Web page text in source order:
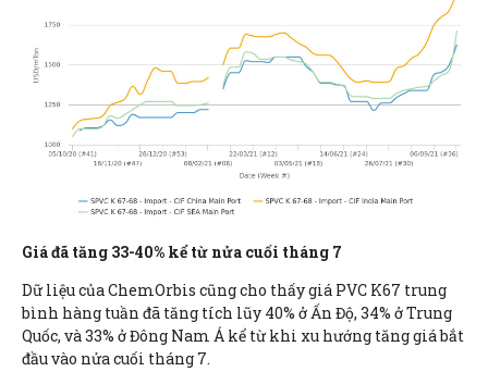
Giá đã tăng 33-40% kể từ nửa cuối tháng 7
Dữ liệu của ChemOrbis cũng cho thấy giá PVC K67 trung
bình hàng tuần đã tăng tích lũy 40% ở Ấn Độ, 34% ở Trung
Quốc, và 33% ở Đông Nam Á kể từ khi xu hướng tăng giá bắt
đầu vào nửa cuối tháng 7.